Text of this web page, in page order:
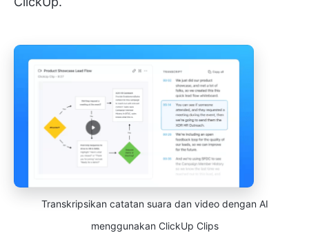
Transkripsikan catatan suara dan video dengan AI
menggunakan ClickUp Clips